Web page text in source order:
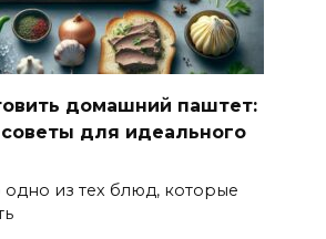
домашний паштет:
для идеального
одно из тех блюд, которые